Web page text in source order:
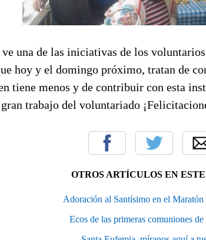
una de las iniciativas de los
hoy y el domingo próximo, tratan de
tiene menos y de contribuir con esta
trabajo del voluntariado
OTROS ARTÍCULOS EN
Adoración al Santísimo en el Maratón
Ecos de las primeras comuniones